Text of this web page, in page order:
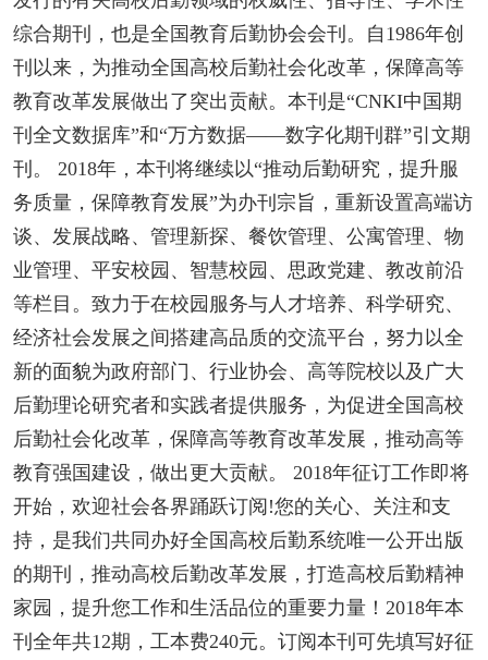
综合期刊，也是全国教育后勤协会会刊。自1986年创
刊以来，为推动全国高校后勤社会化改革，保障高等
教育改革发展做出了突出贡献。本刊是“CNKI中国期
刊全文数据库”和“万方数据——数字化期刊群”引文期
刊。 2018年，本刊将继续以“推动后勤研究，提升服
务质量，保障教育发展”为办刊宗旨，重新设置高端访
谈、发展战略、管理新探、餐饮管理、公寓管理、物
业管理、平安校园、智慧校园、思政党建、教改前沿
等栏目。致力于在校园服务与人才培养、科学研究、
经济社会发展之间搭建高品质的交流平台，努力以全
新的面貌为政府部门、行业协会、高等院校以及广大
后勤理论研究者和实践者提供服务，为促进全国高校
后勤社会化改革，保障高等教育改革发展，推动高等
教育强国建设，做出更大贡献。 2018年征订工作即将
开始，欢迎社会各界踊跃订阅!您的关心、关注和支
持，是我们共同办好全国高校后勤系统唯一公开出版
的期刊，推动高校后勤改革发展，打造高校后勤精神
家园，提升您工作和生活品位的重要力量！2018年本
刊全年共12期，工本费240元。订阅本刊可先填写好征